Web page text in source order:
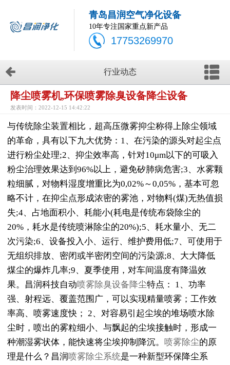
青岛昌润空气净化设备
10年专注国家重点新产品
17753269970
行业动态
降尘喷雾机,环保喷雾除臭设备降尘设备
发表时间：2022-12-15 14:42:22
与传统除尘装置相比，超高压微雾抑尘称得上除尘领域
的革命，具有以下九大优势：1、在污染的源头对起尘点
进行粉尘处理;2、抑尘效率高，针对10μm以下的可吸入
粉尘治理效果达到96%以上，避免矽肺病危害;3、水雾颗
粒细腻，对物料湿度增重比为0,02%～0,05%，基本可忽
略不计，在抑尘点形成浓密的雾池，对物料(煤)无热值损
失;4、占地面积小、耗能小(耗电是传统布袋除尘的
20%，耗水是传统喷淋除尘的20%);5、耗水量小、无二
次污染;6、设备投入小、运行、维护费用低;7、可使用于
无组织排放、密闭或半密闭空间的污染源;8、大大降低
煤尘的爆炸几率;9、夏季使用，对车间温度有降温效
果。昌润科技自动喷雾除臭设备降尘特点： 1、功率
强、射程远、覆盖范围广，可以实现精量喷雾；工作效
率高、喷雾速度快； 2、对容易引起尘埃的堆场喷水除
尘时，喷出的雾粒细小、与飘起的尘埃接触时，形成一
种潮湿雾状体，能快速将尘埃抑制降沉。 喷雾除尘的原
理是什么？昌润喷雾除尘系统是一种新型环保降尘系